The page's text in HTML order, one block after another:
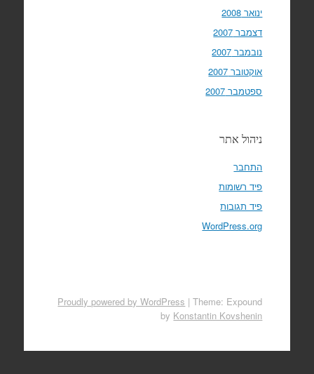
ינואר 2008
דצמבר 2007
נובמבר 2007
אוקטובר 2007
ספטמבר 2007
ניהול אתר
התחבר
פיד רשומות
פיד תגובות
WordPress.org
Proudly powered by WordPress |Theme: Expound
by Konstantin Kovshenin